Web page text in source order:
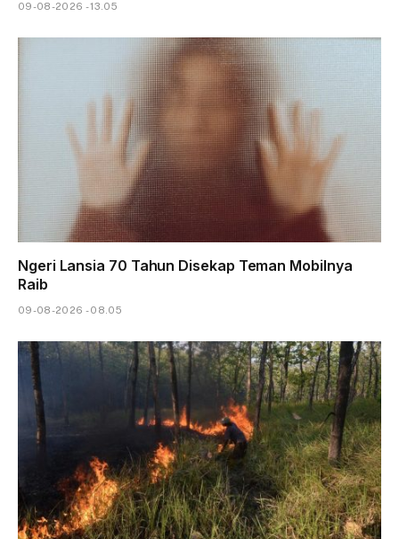
09-08-2026 - 13.05
Ngeri Lansia 70 Tahun Disekap Teman Mobilnya
Raib
09-08-2026 - 08.05